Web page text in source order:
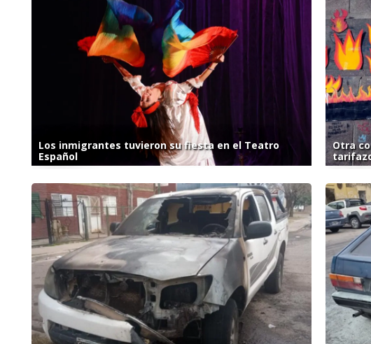
Los inmigrantes tuvieron su fiesta en el Teatro
Español
Otra